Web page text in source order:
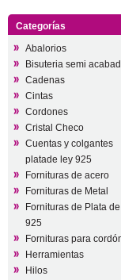
Categorías
Abalorios
Bisuteria semi
Cadenas
Cintas
Cordones
Cristal Checo
Cuentas y colgantes
platade ley 925
Fornituras de acero
Fornituras de Metal
Fornituras de Plata
925
Fornituras para
Herramientas
Hilos